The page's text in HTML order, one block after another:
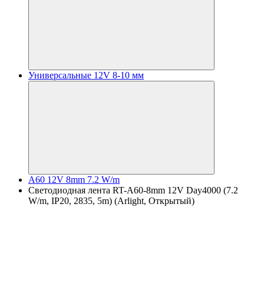
Универсальные 12V 8-10 мм
A60 12V 8mm 7.2 W/m
Светодиодная лента RT-A60-8mm 12V Day4000 (7.2
W/m, IP20, 2835, 5m) (Arlight, Открытый)